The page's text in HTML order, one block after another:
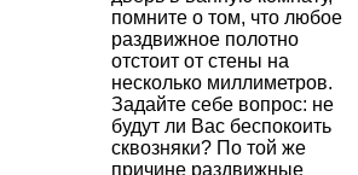
помните о том, что любое
раздвижное полотно
отстоит от стены на
несколько миллиметров.
Задайте себе вопрос: не
будут ли Вас беспокоить
сквозняки? По той же
причине раздвижные